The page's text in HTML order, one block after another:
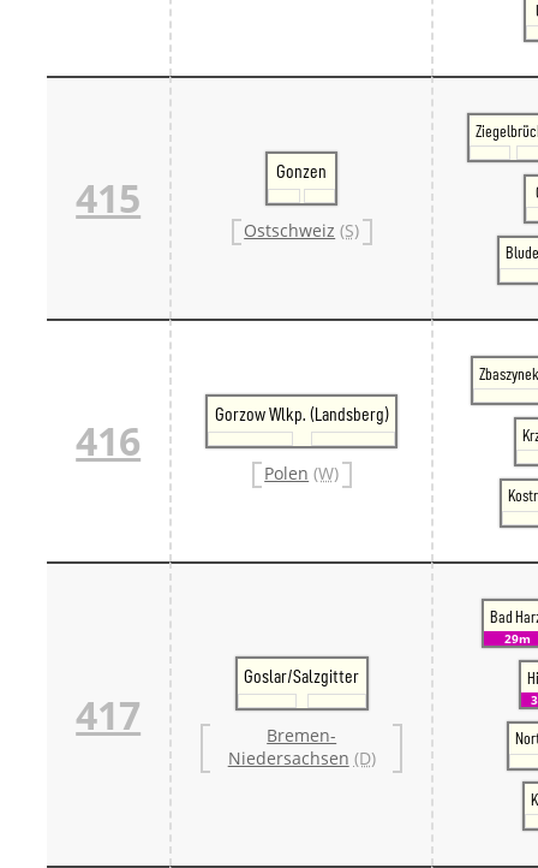
415
Gonzen
Ostschweiz (S)
416
Gorzow Wlkp. (Landsberg)
Polen (W)
417
Goslar/Salzgitter
Bremen-
Niedersachsen (D)
Bad
29m